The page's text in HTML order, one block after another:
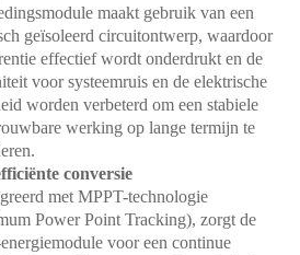
maakt gebruik van een
geïsoleerd circuitontwerp, waardoor
effectief wordt onderdrukt en de
voor systeemruis en de elektrische
worden verbeterd om een ​​stabiele
werking op lange termijn te
conversie
met MPPT-technologie
Power Point Tracking), zorgt de
voor een continue